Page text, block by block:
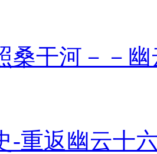
桑干河－－
-重返幽云十